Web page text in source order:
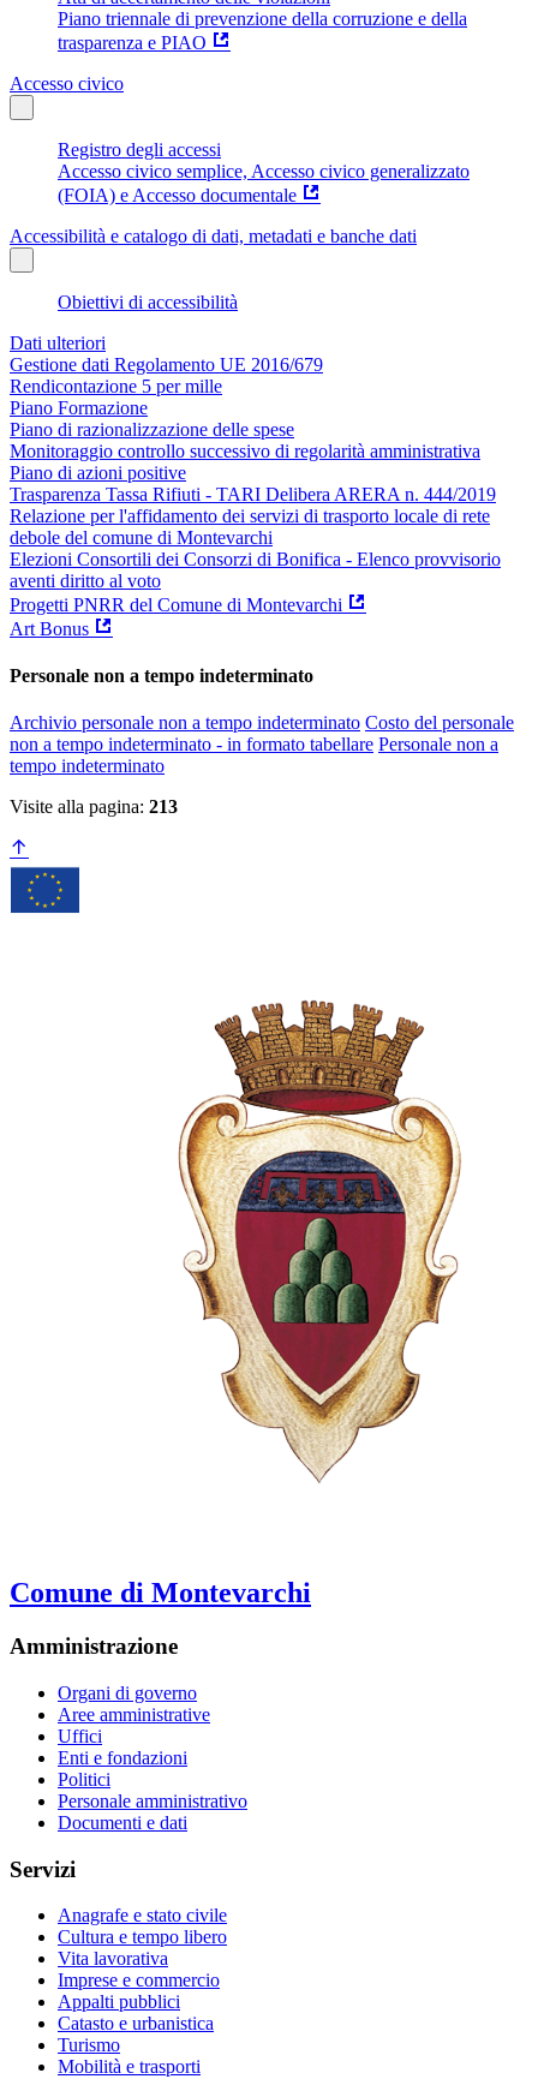
Piano triennale di prevenzione della corruzione e della
trasparenza e PIAO
Accesso civico
Registro degli accessi
Accesso civico semplice, Accesso civico generalizzato
(FOIA) e Accesso documentale
Accessibilità e catalogo di dati, metadati e banche dati
Obiettivi di accessibilità
Dati ulteriori
Gestione dati Regolamento UE 2016/679
Rendicontazione 5 per mille
Piano Formazione
Piano di razionalizzazione delle spese
Monitoraggio controllo successivo di regolarità amministrativa
Piano di azioni positive
Trasparenza Tassa Rifiuti - TARI Delibera ARERA n. 444/2019
Relazione per l'affidamento dei servizi di trasporto locale di rete
debole del comune di Montevarchi
Elezioni Consortili dei Consorzi di Bonifica - Elenco provvisorio
aventi diritto al voto
Progetti PNRR del Comune di Montevarchi
Art Bonus
Personale non a tempo indeterminato
Archivio personale non a tempo indeterminato Costo del personale
non a tempo indeterminato - in formato tabellare Personale non a
tempo indeterminato
Visite alla pagina: 213
Comune di Montevarchi
Amministrazione
Organi di governo
Aree amministrative
Uffici
Enti e fondazioni
Politici
Personale amministrativo
Documenti e dati
Servizi
Anagrafe e stato civile
Cultura e tempo libero
Vita lavorativa
Imprese e commercio
Appalti pubblici
Catasto e urbanistica
Turismo
Mobilità e trasporti